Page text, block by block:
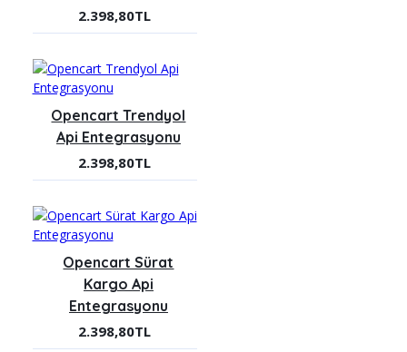
2.398,80TL
Opencart Trendyol
Api Entegrasyonu
2.398,80TL
Opencart Sürat
Kargo Api
Entegrasyonu
2.398,80TL